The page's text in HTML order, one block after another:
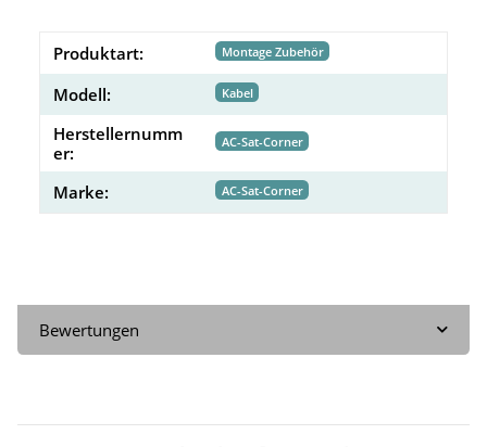
Produktart: Montage Zubehör
Modell: Kabel
Herstellernumm
er:
AC-Sat-Corner
Marke: AC-Sat-Corner
Bewertungen